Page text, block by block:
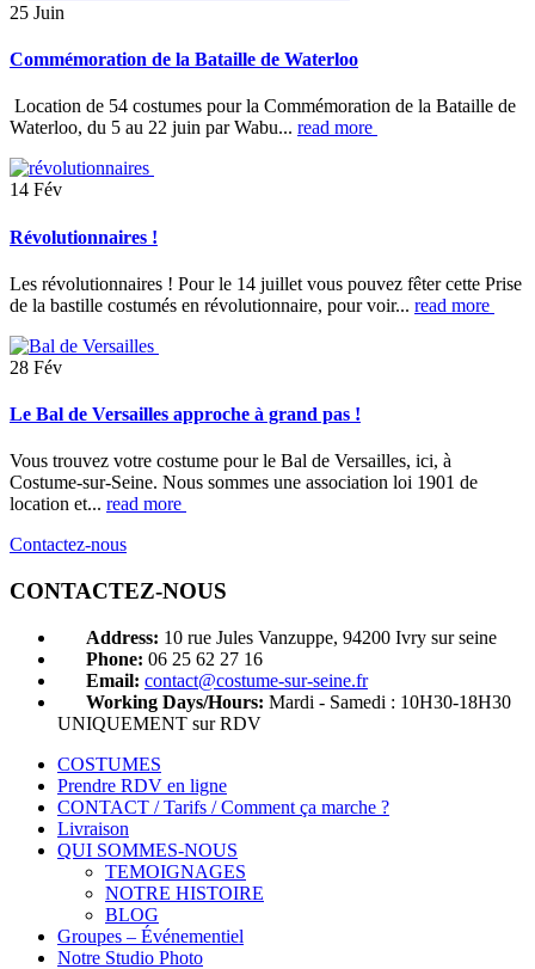
25 Juin
Commémoration de la Bataille de Waterloo
Location de 54 costumes pour la Commémoration de la Bataille de
Waterloo, du 5 au 22 juin par Wabu... read more
14 Fév
Révolutionnaires !
Les révolutionnaires ! Pour le 14 juillet vous pouvez fêter cette Prise
de la bastille costumés en révolutionnaire, pour voir... read more
28 Fév
Le Bal de Versailles approche à grand pas !
Vous trouvez votre costume pour le Bal de Versailles, ici, à
Costume-sur-Seine. Nous sommes une association loi 1901 de
location et... read more
Contactez-nous
CONTACTEZ-NOUS
Address: 10 rue Jules Vanzuppe, 94200 Ivry sur seine
Phone: 06 25 62 27 16
Email: contact@costume-sur-seine.fr
Working Days/Hours: Mardi - Samedi : 10H30-18H30
UNIQUEMENT sur RDV
COSTUMES
Prendre RDV en ligne
CONTACT / Tarifs / Comment ça marche ?
Livraison
QUI SOMMES-NOUS
TEMOIGNAGES
NOTRE HISTOIRE
BLOG
Groupes – Événementiel
Notre Studio Photo